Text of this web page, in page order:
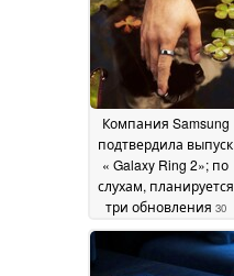
улучшения качества
сна 17 July 2026
Компания Samsung
подтвердила выпуск
« Galaxy Ring 2»; по
слухам, планируется
три обновления 30
June 2026